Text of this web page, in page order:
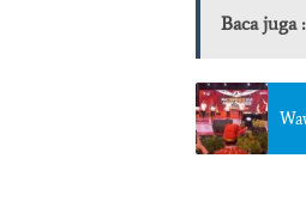
Baca juga :